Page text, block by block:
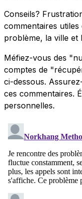
Conseils?
commentaires
problème, la ville et
Méfiez-vous des
comptes de
ci-dessous.
ces commentaires.
personnelles.